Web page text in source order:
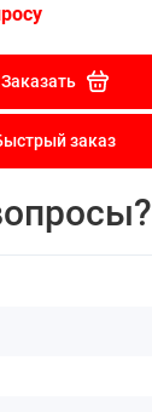
Заказать
заказ